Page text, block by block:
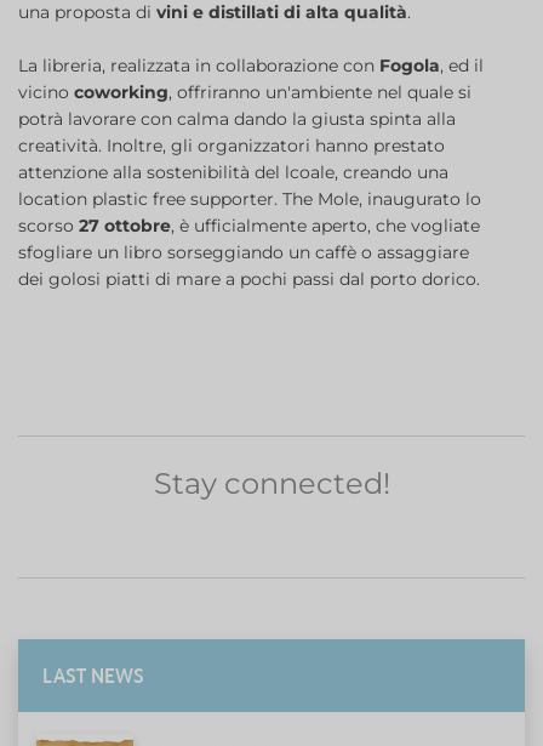
una proposta di vini e distillati di alta qualità.
La libreria, realizzata in collaborazione con Fogola, ed il
vicino coworking, offriranno un'ambiente nel quale si
potrà lavorare con calma dando la giusta spinta alla
creatività. Inoltre, gli organizzatori hanno prestato
attenzione alla sostenibilità del lcoale, creando una
location plastic free supporter. The Mole, inaugurato lo
scorso 27 ottobre, è ufficialmente aperto, che vogliate
sfogliare un libro sorseggiando un caffè o assaggiare
dei golosi piatti di mare a pochi passi dal porto dorico.
Stay connected!
LAST NEWS